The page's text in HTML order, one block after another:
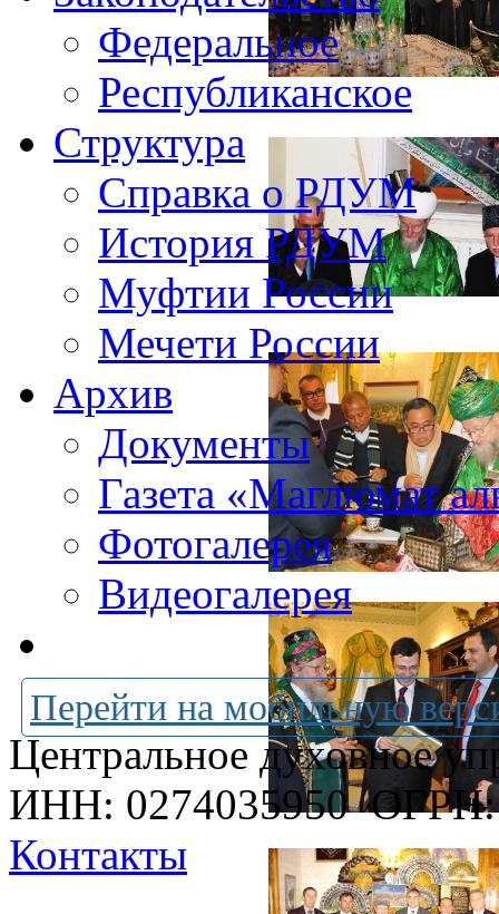
Федеральное
Республиканское
Структура
Справка о РДУМ
История РДУМ
Муфтии России
Мечети России
Архив
Документы
Газета «Маглюмат
Фотогалерея
Видеогалерея
Перейти на мобильную
Центральное духовное
ИНН: 0274035950ОГРН:
Контакты